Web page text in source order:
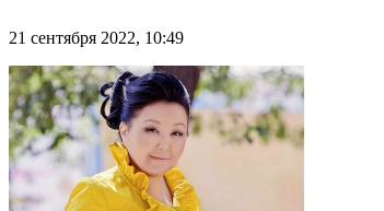
21 сентября 2022, 10:49